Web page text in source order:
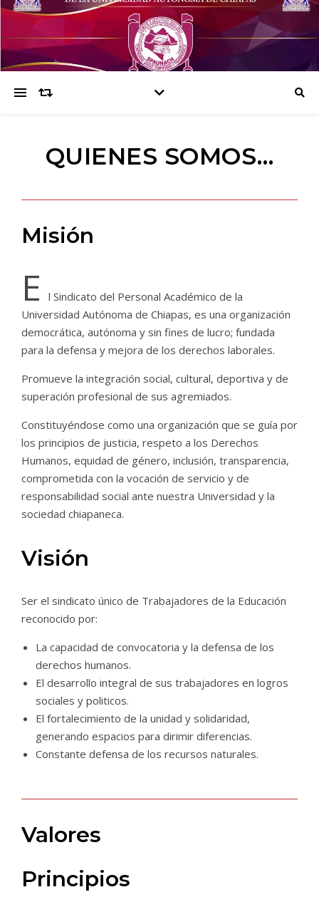
QUIENES SOMOS…
Misión
E
l Sindicato del Personal Académico de la
Universidad Autónoma de Chiapas, es una organización
democrática, autónoma y sin fines de lucro; fundada
para la defensa y mejora de los derechos laborales.
Promueve la integración social, cultural, deportiva y de
superación profesional de sus agremiados.
Constituyéndose como una organización que se guía por
los principios de justicia, respeto a los Derechos
Humanos, equidad de género, inclusión, transparencia,
comprometida con la vocación de servicio y de
responsabilidad social ante nuestra Universidad y la
sociedad chiapaneca.
Visión
Ser el sindicato único de Trabajadores de la Educación
reconocido por:
La capacidad de convocatoria y la defensa de los
derechos humanos.
El desarrollo integral de sus trabajadores en logros
sociales y politicos.
El fortalecimiento de la unidad y solidaridad,
generando espacios para dirimir diferencias.
Constante defensa de los recursos naturales.
Valores
Principios